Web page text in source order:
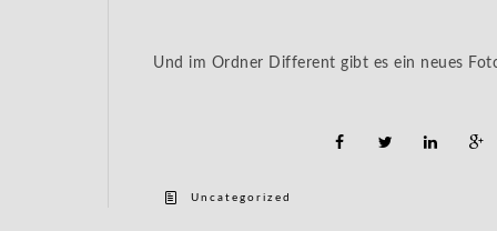
Und im Ordner Different gibt es ein neues
Uncategorized